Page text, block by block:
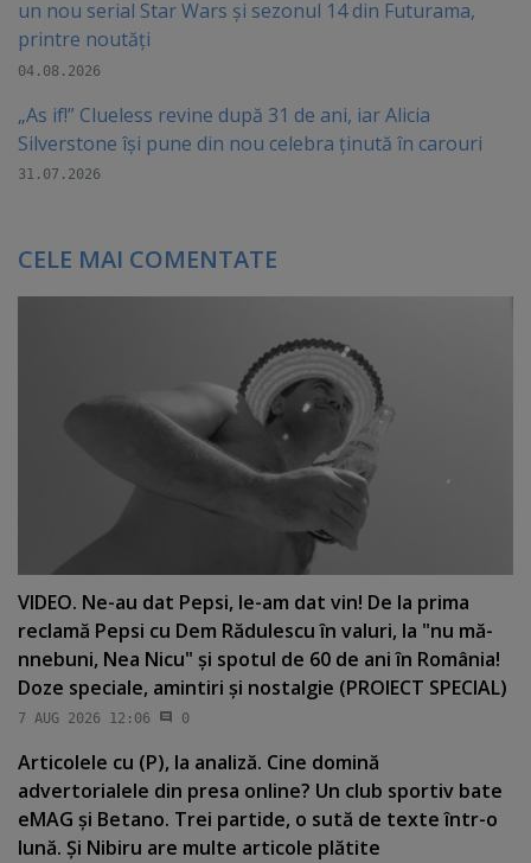
un nou serial Star Wars și sezonul 14 din Futurama,
printre noutăți
04.08.2026
„As if!” Clueless revine după 31 de ani, iar Alicia
Silverstone își pune din nou celebra ținută în carouri
31.07.2026
CELE MAI COMENTATE
VIDEO. Ne-au dat Pepsi, le-am dat vin! De la prima
reclamă Pepsi cu Dem Rădulescu în valuri, la "nu mă-
nnebuni, Nea Nicu" şi spotul de 60 de ani în România!
Doze speciale, amintiri şi nostalgie (PROIECT SPECIAL)
7 AUG 2026 12:06 0
Articolele cu (P), la analiză. Cine domină
advertorialele din presa online? Un club sportiv bate
eMAG şi Betano. Trei partide, o sută de texte într-o
lună. Şi Nibiru are multe articole plătite